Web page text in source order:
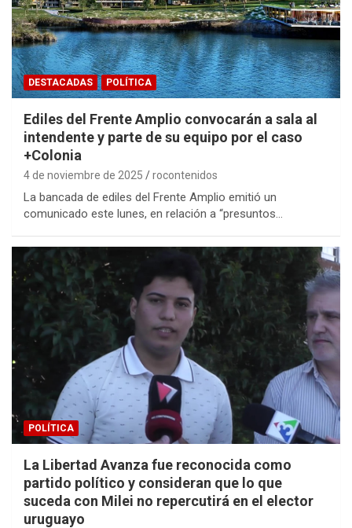
DESTACADAS POLÍTICA
Ediles del Frente Amplio convocarán a sala al
intendente y parte de su equipo por el caso
+Colonia
4 de noviembre de 2025 rocontenidos
La bancada de ediles del Frente Amplio emitió un
comunicado este lunes, en relación a “presuntos…
POLÍTICA
La Libertad Avanza fue reconocida como
partido político y consideran que lo que
suceda con Milei no repercutirá en el elector
uruguayo